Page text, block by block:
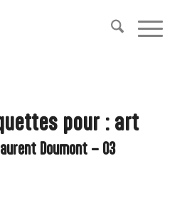
pour : art
Doumont – 03